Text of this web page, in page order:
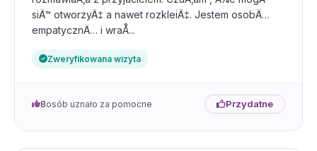
siÄ™ otworzyÄ‡ a nawet rozkleiÄ‡. Jestem osobÄ…
empatycznÄ… i wraÅ...
Zweryfikowana wizyta
8osób uznało za pomocne Przydatne